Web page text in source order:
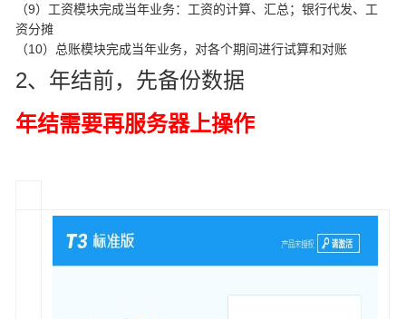
（9）工资模块完成当年业务：工资的计算、汇总；银行代发、工
资分摊
（10）总账模块完成当年业务，对各个期间进行试算和对账
2、年结前，先备份数据
年结需要再服务器上操作